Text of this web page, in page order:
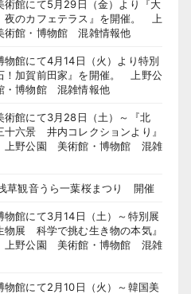
術館にて5月29日（金）より『大
のカフェテラス』を開催。 上
館・博物館 混雑情報他
物館にて4月14日（火）より特別
！加賀前田家』を開催。 上野公
博物館 混雑情報他
術館にて3月28日（土）～『北
六景 井内コレクションより』
上野公園 美術館・博物館 混雑
観音うら一葉桜まつり 開催
物館にて3月14日（土）～特別展
物展 科学で挑む生き物の本気』
上野公園 美術館・博物館 混雑
物館にて2月10日（火）～韓国美